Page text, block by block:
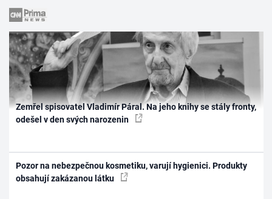
Zemřel spisovatel Vladimír Páral. Na jeho knihy se stály fronty,
odešel v den svých narozenin
Pozor na nebezpečnou kosmetiku, varují hygienici. Produkty
obsahují zakázanou látku